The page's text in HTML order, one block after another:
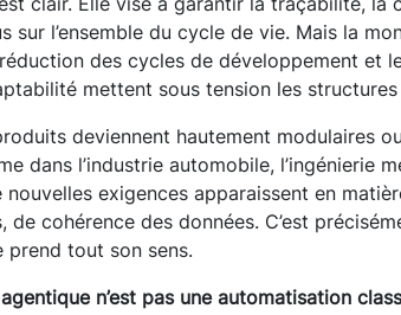
sur l’ensemble du cycle de vie. Mais la
des cycles de développement et
mettent sous tension les
deviennent hautement modulaires
dans l’industrie automobile, l’ingénierie
nouvelles exigences apparaissent en
de cohérence des données. C’est
prend tout son sens.
n’est pas une automatisation